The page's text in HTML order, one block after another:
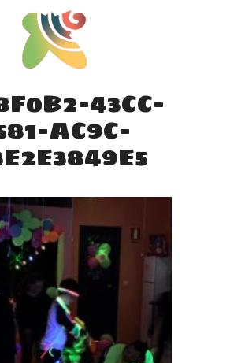
43CC-
AC9C-